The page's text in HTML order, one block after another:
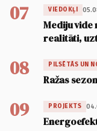
07 VIEDOKĻI
Mediju
realitāti,
08 PILSĒTĀS UN
Ražas
09 PROJEKTS